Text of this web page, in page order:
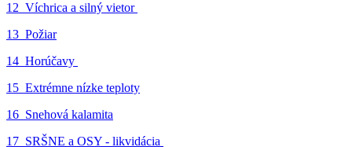
12_Víchrica a silný vietor
13_Požiar
14_Horúčavy
15_Extrémne nízke teploty
16_Snehová kalamita
17_SRŠNE a OSY - likvidácia